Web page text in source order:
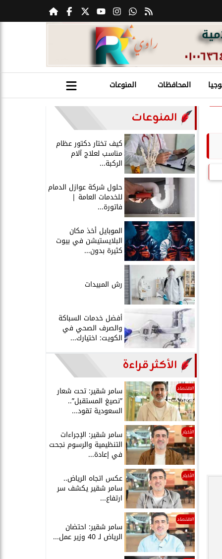
المحافظات المنوعات
المنوعات
كيف تختار دكتور عظام
مناسب لعلاج آلام
الركبة...
حلول شركة عوازل الدمام
للخدمات العامة |
فاتورة...
الموبايل أخذ مكان
البلايستيشن في بيوت
كثيرة بدون...
رش المبيدات
أفضل خدمات السباكة
والصرف الصحي في
الكويت: اختيارك...
الأكثر قراءة
الاقتصاد سامر شقير: تحت شعار
”نصيغ المستقبل”..
السعودية تقود...
الأخبار سامر شقير: الإجراءات
التنظيمية والرسوم نجحت
في إعادة...
الأخبار عكس اتجاه الرياض..
سامر شقير يكشف سر
ارتفاع...
الاقتصاد
سامر شقير: احتضان
الرياض لـ 40 وزير عمل...